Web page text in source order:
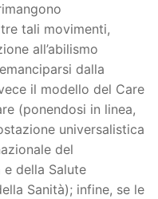
tali movimenti,
all’abilismo
dalla
il modello del Care
(ponendosi in linea,
universalistica
del
e della Salute
Sanità); infine, se le